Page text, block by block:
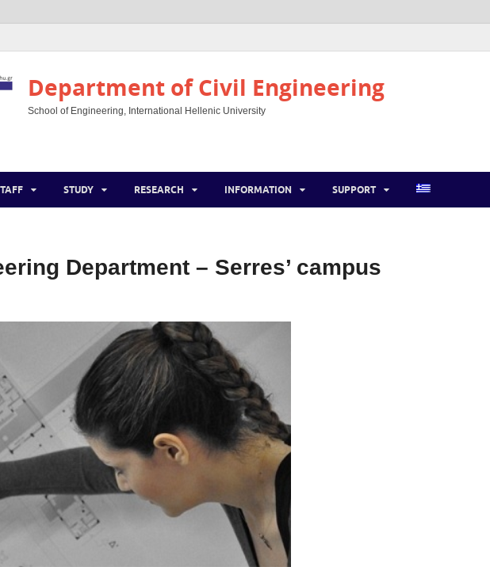
Department of Civil Engineering
School of Engineering, International Hellenic University
STUDY RESEARCH INFORMATION SUPPORT
Department – Serres’ campus